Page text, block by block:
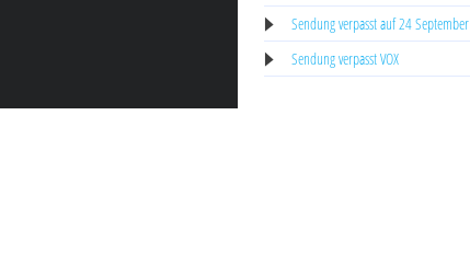
Sendung verpasst auf 24
Sendung verpasst VOX